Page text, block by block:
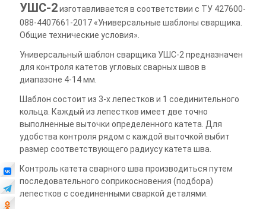
УШС-2изготавливается в соответствии с ТУ 427600-
088-4407661-2017 «Универсальные шаблоны сварщика.
Общие технические условия».
Универсальный шаблон сварщика УШС-2 предназначен
для контроля катетов угловых сварных швов в
диапазоне 4-14 мм.
Шаблон состоит из 3-х лепестков и 1 соединительного
кольца. Каждый из лепестков имеет две точно
выполненные выточки определенного катета. Для
удобства контроля рядом с каждой выточкой выбит
размер соответствующего радиусу катета шва.
Контроль катета сварного шва производиться путем
последовательного соприкосновения (подбора)
лепестков с соединенными сваркой деталями.